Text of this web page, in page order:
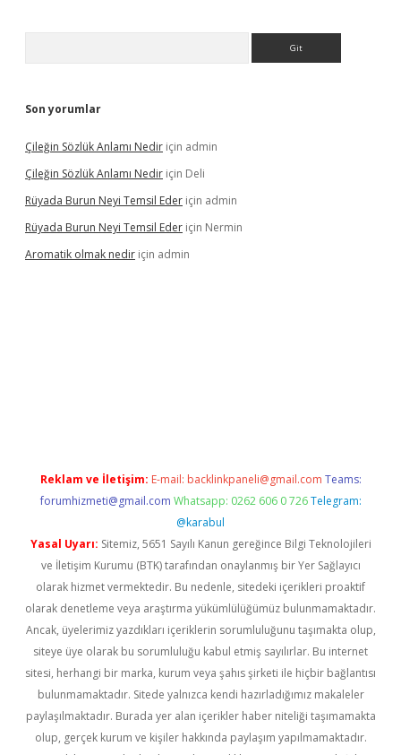
Son yorumlar
Çileğin Sözlük Anlamı Nedir için admin
Çileğin Sözlük Anlamı Nedir için Deli
Rüyada Burun Neyi Temsil Eder için admin
Rüyada Burun Neyi Temsil Eder için Nermin
Aromatik olmak nedir için admin
Reklam ve İletişim: E-mail: backlinkpaneli@gmail.com Teams:
forumhizmeti@gmail.com Whatsapp: 0262 606 0 726 Telegram:
@karabul
Yasal Uyarı: Sitemiz, 5651 Sayılı Kanun gereğince Bilgi Teknolojileri
ve İletişim Kurumu (BTK) tarafından onaylanmış bir Yer Sağlayıcı
olarak hizmet vermektedir. Bu nedenle, sitedeki içerikleri proaktif
olarak denetleme veya araştırma yükümlülüğümüz bulunmamaktadır.
Ancak, üyelerimiz yazdıkları içeriklerin sorumluluğunu taşımakta olup,
siteye üye olarak bu sorumluluğu kabul etmiş sayılırlar. Bu internet
sitesi, herhangi bir marka, kurum veya şahıs şirketi ile hiçbir bağlantısı
bulunmamaktadır. Sitede yalnızca kendi hazırladığımız makaleler
paylaşılmaktadır. Burada yer alan içerikler haber niteliği taşımamakta
olup, gerçek kurum ve kişiler hakkında paylaşım yapılmamaktadır.